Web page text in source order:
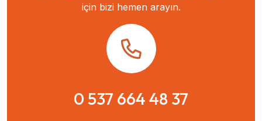
için bizi hemen arayın.
0 537 664 48 37